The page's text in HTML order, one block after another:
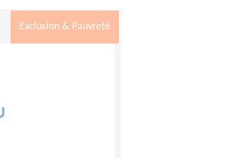
Exclusion & Pauvreté